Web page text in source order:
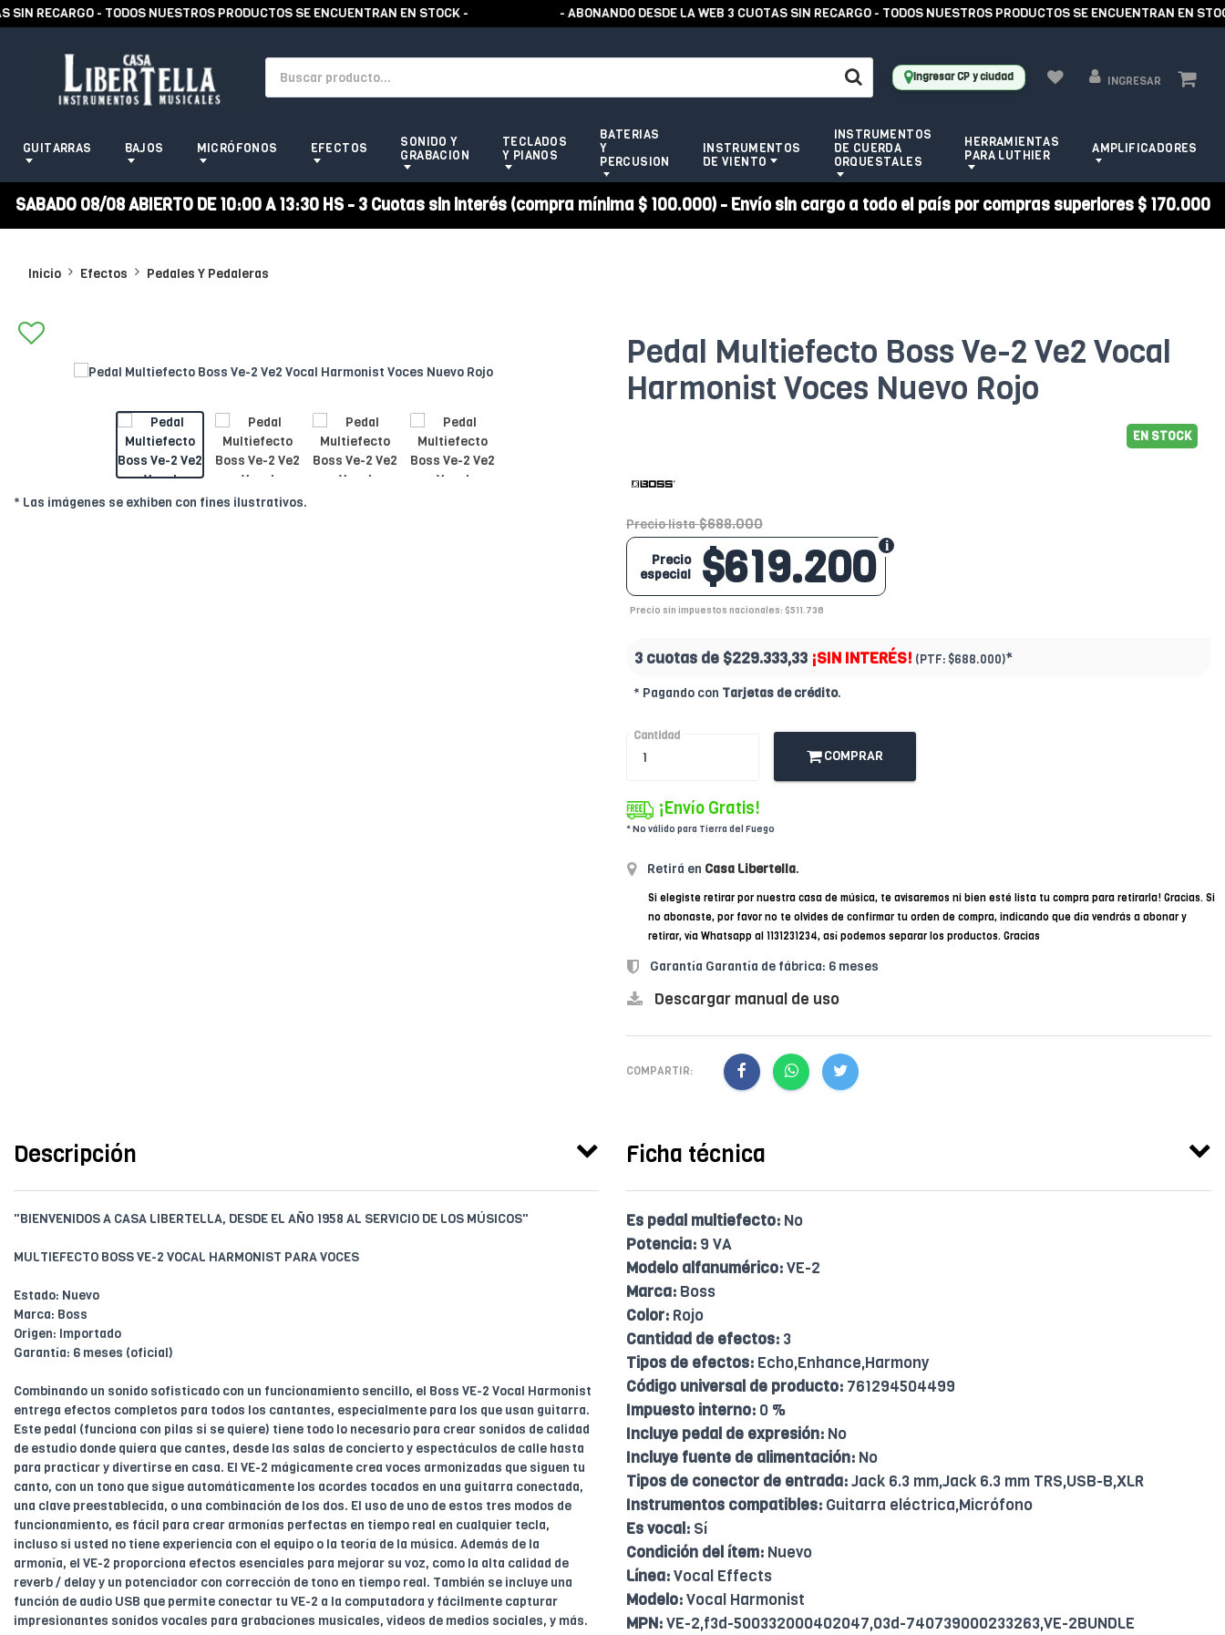
- TODOS NUESTROS PRODUCTOS SE ENCUENTRAN EN STOCK - - ABONANDO DESDE LA WEB 3 CUOTAS SIN RECARGO - TODOS NUESTROS PRODUCTOS SE ENCUENTRAN EN STOCK -
Ingresar CP y ciudad INGRESAR
GUITARRAS BAJOS MICRÓFONOS EFECTOS
SONIDO Y
GRABACION
TECLADOS
Y PIANOS
BATERIAS
Y
PERCUSION
INSTRUMENTOS
DE VIENTO
INSTRUMENTOS
DE CUERDA
ORQUESTALES
HERRAMIENTAS
PARA LUTHIER
AMPLIFICADORES
SABADO 08/08 ABIERTO DE 10:00 A 13:30 HS - 3 Cuotas sin interés (compra mínima $ 100.000) - Envío sin cargo a todo el país por compras superiores $ 170.000
Inicio Efectos Pedales Y Pedaleras
* Las imágenes se exhiben con fines ilustrativos.
Pedal Multiefecto Boss Ve-2 Ve2 Vocal
Harmonist Voces Nuevo Rojo
EN STOCK
Precio lista $688.000
$619.200
Precio
especial
Precio sin impuestos nacionales: $511.736
3 cuotas de $229.333,33 ¡SIN INTERÉS! (PTF: $688.000)*
* Pagando con Tarjetas de crédito.
Cantidad
COMPRAR
¡Envío Gratis!
* No válido para Tierra del Fuego
Retirá en Casa Libertella.
Si elegiste retirar por nuestra casa de música, te avisaremos ni bien esté lista tu compra para retirarla! Gracias. Si
no abonaste, por favor no te olvides de confirmar tu orden de compra, indicando que día vendrás a abonar y
retirar, vía Whatsapp al 1131231234, así podemos separar los productos. Gracias
Garantía Garantía de fábrica: 6 meses
Descargar manual de uso
COMPARTIR:
Descripción
"BIENVENIDOS A CASA LIBERTELLA, DESDE EL AÑO 1958 AL SERVICIO DE LOS MÚSICOS"
MULTIEFECTO BOSS VE-2 VOCAL HARMONIST PARA VOCES
Estado: Nuevo
Marca: Boss
Origen: Importado
Garantía: 6 meses (oficial)
Combinando un sonido sofisticado con un funcionamiento sencillo, el Boss VE-2 Vocal Harmonist
entrega efectos completos para todos los cantantes, especialmente para los que usan guitarra.
Este pedal (funciona con pilas si se quiere) tiene todo lo necesario para crear sonidos de calidad
de estudio donde quiera que cantes, desde las salas de concierto y espectáculos de calle hasta
para practicar y divertirse en casa. El VE-2 mágicamente crea voces armonizadas que siguen tu
canto, con un tono que sigue automáticamente los acordes tocados en una guitarra conectada,
una clave preestablecida, o una combinación de los dos. El uso de uno de estos tres modos de
funcionamiento, es fácil para crear armonías perfectas en tiempo real en cualquier tecla,
incluso si usted no tiene experiencia con el equipo o la teoría de la música. Además de la
armonía, el VE-2 proporciona efectos esenciales para mejorar su voz, como la alta calidad de
reverb / delay y un potenciador con corrección de tono en tiempo real. También se incluye una
función de audio USB que permite conectar tu VE-2 a la computadora y fácilmente capturar
impresionantes sonidos vocales para grabaciones musicales, videos de medios sociales, y más.
Ficha técnica
Es pedal multiefecto: No
Potencia: 9 VA
Modelo alfanumérico:VE-2
Marca: Boss
Color: Rojo
Cantidad de efectos: 3
Tipos de efectos: Echo,Enhance,Harmony
Código universal de producto: 761294504499
Impuesto interno: 0 %
Incluye pedal de expresión: No
Incluye fuente de alimentación: No
Tipos de conector de entrada:Jack 6.3 mm,Jack 6.3 mm TRS,USB-B,XLR
Instrumentos compatibles: Guitarra eléctrica,Micrófono
Es vocal: Sí
Condición del ítem: Nuevo
Línea:Vocal Effects
Modelo:Vocal Harmonist
MPN:VE-2,f3d-500332000402047,03d-740739000233263,VE-2BUNDLE